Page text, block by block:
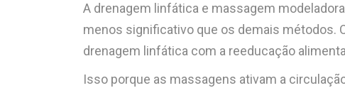
A drenagem linfática e massagem
menos significativo que os demais métodos.
drenagem linfática com a reeducação
Isso porque as massagens ativam a